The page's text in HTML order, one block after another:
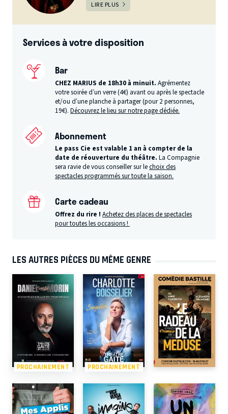
LIRE PLUS
Services à votre disposition
Bar
CHEZ MARIUS de 18h30 à minuit.Agrémentez
votre soirée d’un verre (4€) avant ou après le spectacle
et/ou d’une planche à partager (pour 2 personnes,
19€).Découvrez le lieu sur notre page dédiée.
Abonnement
Le pass Cie est valable 1 an à compter de la
date de réouverture du théâtre.La Compagnie
sera ravie de vous conseiller sur lechoix des
spectacles programmés sur toute la saison.
Carte cadeau
Offrez du rire ! Achetez des places de spectacles
pour toutes les occasions !
LES AUTRES PIÈCES DU MÊME GENRE
PROCHAINEMENT PROCHAINEMENT